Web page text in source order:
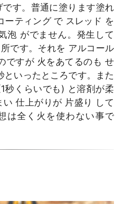
す。普通に塗ります塗れ
ーティング で スレッド を
泡 がでません。発生して
です。それを アルコール
ですが 火をあてるのも せ
といったところです。また
秒くらいでも) と溶剤が柔
い 仕上がりが 片盛り して
は全く火を使わない事で